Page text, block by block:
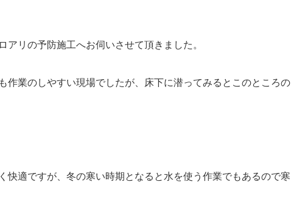
リの予防施工へお伺いさせて頂きました。
作業のしやすい現場でしたが、床下に潜ってみるとこのところの
快適ですが、冬の寒い時期となると水を使う作業でもあるので寒